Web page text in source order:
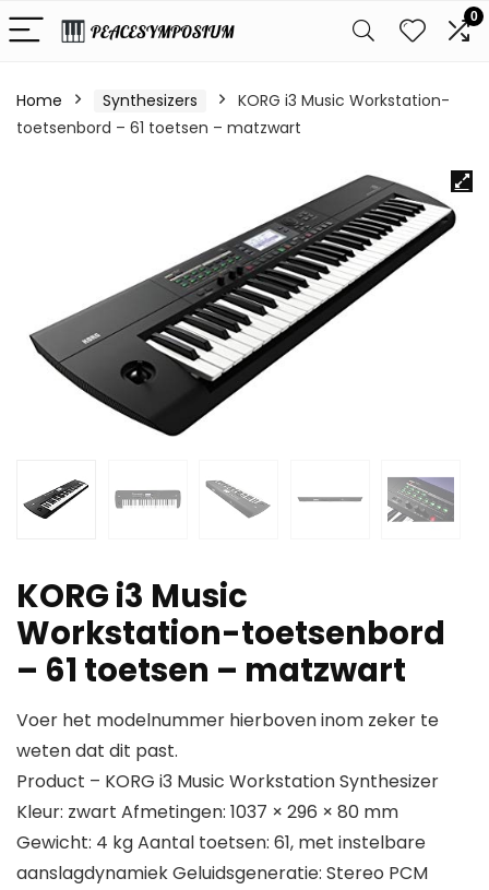
0
Home Synthesizers
KORG i3 Music Workstation-
toetsenbord – 61 toetsen – matzwart
KORG i3 Music
Workstation-toetsenbord
– 61 toetsen – matzwart
Voer het modelnummer hierboven inom zeker te
weten dat dit past.
Product – KORG i3 Music Workstation Synthesizer
Kleur: zwart Afmetingen: 1037 × 296 × 80 mm
Gewicht: 4 kg Aantal toetsen: 61, met instelbare
aanslagdynamiek Geluidsgeneratie: Stereo PCM